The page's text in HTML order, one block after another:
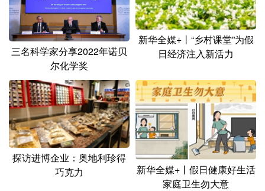
辽宁 吉林 上海 江苏
浙江 安徽 福建 江西
湖北 湖南
广东 广西 海南 重庆
四川 贵州 云南 西藏
陕西 甘肃 青海 宁夏
新疆 内蒙古 黑龙江
三名科学家分享2022年诺贝
尔化学奖
新华全媒+丨“乡村课堂”为假
日经济注入新活力
探访进博企业：奥地利珍得
巧克力
新华全媒+丨假日健康好生活
家庭卫生勿大意